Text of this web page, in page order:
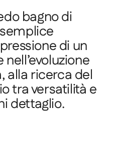
bagno di
di un
alla ricerca del
tra versatilità e
dettaglio.